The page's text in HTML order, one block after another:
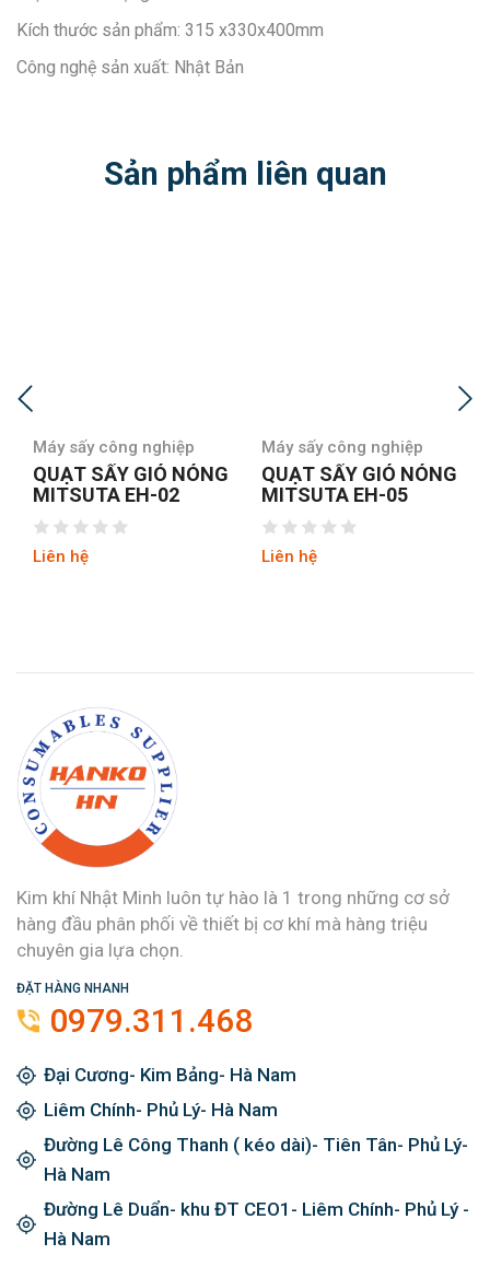
Kích thước sản phẩm: 315 x330x400mm
Công nghệ sản xuất: Nhật Bản
Sản phẩm liên quan
nghiệp
NÓNG
02
Máy sấy công nghiệp
QUẠT SẤY GIÓ NÓNG
MITSUTA EH-05
Máy sấy công
Quạt sấy gió
MITSUTA EH-
Kim khí Nhật Minh luôn tự hào là 1 trong những cơ sở
hàng đầu phân phối về thiết bị cơ khí mà hàng triệu
chuyên gia lựa chọn.
ĐẶT HÀNG NHANH
0979.311.468
Đại Cương- Kim Bảng- Hà Nam
Liêm Chính- Phủ Lý- Hà Nam
Đường Lê Công Thanh ( kéo dài)- Tiên Tân- Phủ Lý-
Hà Nam
Đường Lê Duẩn- khu ĐT CEO1- Liêm Chính- Phủ Lý -
Hà Nam